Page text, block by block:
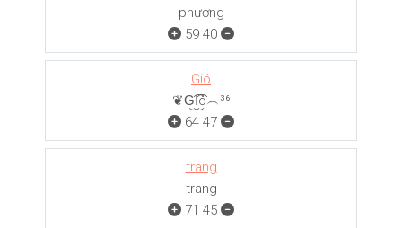
phương
59 40
Gió
❦G͜͡I͜͡ó︵³⁶
64 47
trang
trang
71 45